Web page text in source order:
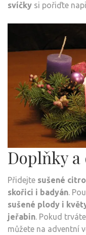
svíčky si pořiďte
Doplňky a
Přidejte sušené
skořici i badyán.
sušené plody i
jeřabin. Pokud
můžete na adventní